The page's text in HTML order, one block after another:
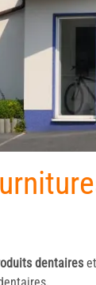
dentaires et